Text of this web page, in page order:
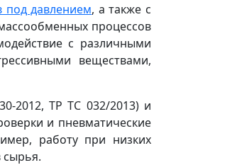
под давлением, а также с
процессов
с различными
веществами,
2012, ТР ТС 032/2013) и
и пневматические
работу при низких
сырья.